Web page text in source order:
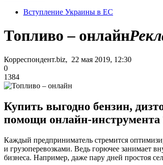
Вступление Украины в ЕС
Топливо – онлайн
Корреспондент.biz, 22 мая 2019, 12:30
0
1384
Купить выгодно бензин,
помощи онлайн-
Каждый предприниматель стремится
и грузоперевозками. Ведь горючее занимает
бизнеса. Например, даже пару дней простоя